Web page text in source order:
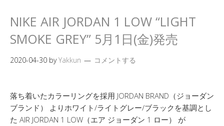
NIKE AIR JORDAN 1 LOW “LIGHT
SMOKE GREY” 5月1日(金)発売
2020-04-30 byYakkun コメントする
落ち着いたカラーリングを採用 JORDAN BRAND（ジョーダン
ブランド） よりホワイト/ライトグレー/ブラックを基調とし
た AIR JORDAN 1 LOW（エア ジョーダン 1 ロー） が